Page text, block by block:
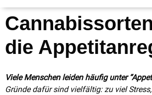
die
Viele Menschen leiden häufig unter
Gründe dafür sind vielfältig: zu viel